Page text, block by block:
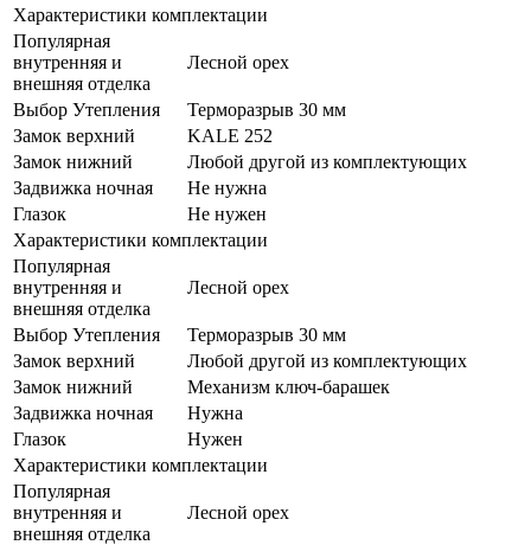
Характеристики комплектации
Популярная
внутренняя и
внешняя отделка
Лесной орех
Выбор Утепления
Терморазрыв 30 мм
Замок верхний
KALE 252
Замок нижний
Любой другой из комплектующих
Задвижка ночная
Не нужна
Глазок
Не нужен
Характеристики комплектации
Популярная
внутренняя и
внешняя отделка
Лесной орех
Выбор Утепления
Терморазрыв 30 мм
Замок верхний
Любой другой из комплектующих
Замок нижний
Механизм ключ-барашек
Задвижка ночная
Нужна
Глазок
Нужен
Характеристики комплектации
Популярная
внутренняя и
внешняя отделка
Лесной орех